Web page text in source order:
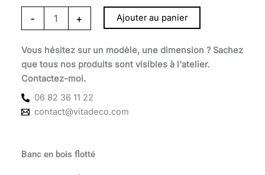
- + Ajouter au panier
Vous hésitez sur un modèle, une dimension ? Sachez
que tous nos produits sont visibles à l'atelier.
Contactez-moi.
06 82 36 11 22
contact@vitadeco.com
Banc en bois flotté